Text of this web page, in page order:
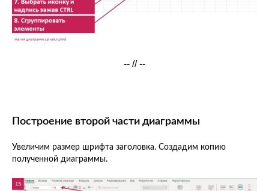
-- // --
Построение второй части диаграммы
Увеличим размер шрифта заголовка. Создадим копию
полученной диаграммы.